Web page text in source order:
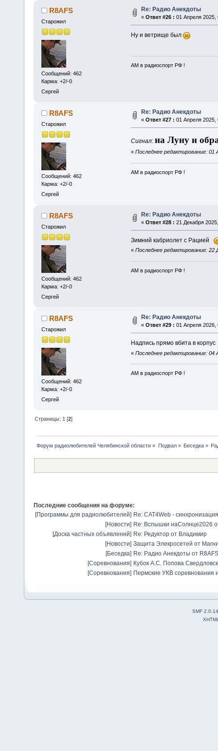
R8AFS
Старожил
Сообщений: 462
Карма: +2/-0
Сергей
Re: Радио Анекдоты
« Ответ #26 : 01 Апреля 2025,
Ну и ветрище был
АМ в радиоспорт РФ !
R8AFS
Старожил
Сообщений: 462
Карма: +2/-0
Сергей
Re: Радио Анекдоты
« Ответ #27 : 01 Апреля 2025,
Сигнал: на Луну и
« Последнее редактирование: 01
АМ в радиоспорт РФ !
R8AFS
Старожил
Сообщений: 462
Карма: +2/-0
Сергей
Re: Радио Анекдоты
« Ответ #28 : 21 Декабря
Зимний кабриолет с Рацией
« Последнее редактирование: 22
АМ в радиоспорт РФ !
R8AFS
Старожил
Сообщений: 462
Карма: +2/-0
Сергей
Re: Радио Анекдоты
« Ответ #29 : 01 Апреля 2026,
Надпись прямо вбита в корпус
« Последнее редактирование: 04
АМ в радиоспорт РФ !
Страницы: 1 [2]
Форум радиолюбителей Челябинской области » Подвал» Беседка»
Последние сообщения на форуме:
[Программы для радиолюбителей] Re: CAT4Web -
[Новости] Re: Вспышки наСолнце2026
[Доска частных объявлений] Re: Редуктор от Владимир
[Новости] Защита Элекросетей от
[Беседка] Re: Радио Анекдоты от R8AFS
[Соревнования] Кубок А.С. Попова
[Соревнования] Пермские УКВ соревнования
SMF 2.0.14